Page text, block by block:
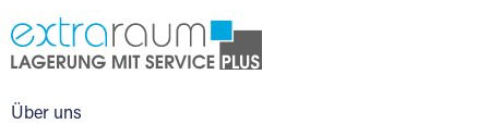
Über uns